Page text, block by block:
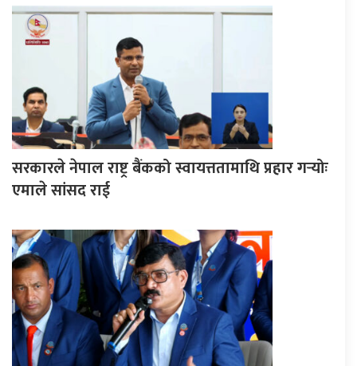
सरकारले नेपाल राष्ट्र बैंकको स्वायत्ततामाथि प्रहार गर्‍योः
एमाले सांसद राई